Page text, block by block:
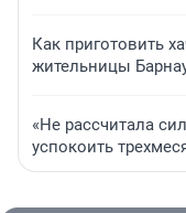
Как приготовить
жительницы
«Не рассчитала
успокоить